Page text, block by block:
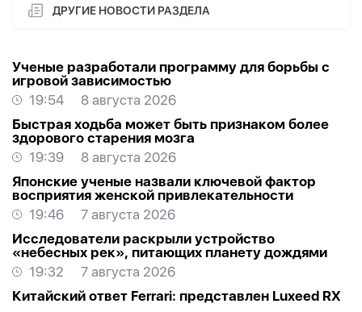
ДРУГИЕ НОВОСТИ РАЗДЕЛА
Ученые разработали программу для борьбы с
игровой зависимостью
19:54
8 августа 2026
Быстрая ходьба может быть признаком более
здорового старения мозга
19:39
8 августа 2026
Японские ученые назвали ключевой фактор
восприятия женской привлекательности
19:46
7 августа 2026
Исследователи раскрыли устройство
«небесных рек», питающих планету дождями
19:32
7 августа 2026
Китайский ответ Ferrari: представлен Luxeed RX